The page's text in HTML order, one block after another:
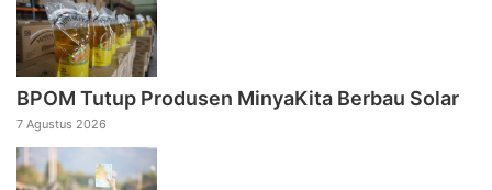
BPOM Tutup Produsen MinyaKita Berbau Solar
7 Agustus 2026